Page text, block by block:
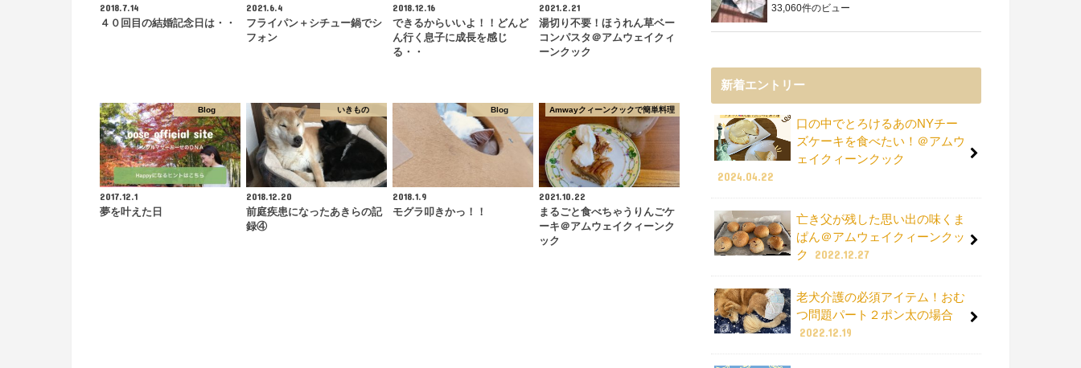
2018.7.14
４０回目の結婚記念日は・・
2021.6.4
フライパン＋シチュー鍋でシ
フォン
2018.12.16
できるからいいよ！！どんど
ん行く息子に成長を感じ
る・・
2021.2.21
湯切り不要！ほうれん草ベー
コンパスタ＠アムウェイクィ
ーンクック
Blog
2017.12.1
夢を叶えた日
いきもの
2018.12.20
前庭疾患になったあきらの記
録④
Blog
2018.1.9
モグラ叩きかっ！！
Amwayクィーンクックで簡単料理
2021.10.22
まるごと食べちゃうりんごケ
ーキ＠アムウェイクィーンク
ック
33,060件のビュー
新着エントリー
口の中でとろけるあのNYチー
ズケーキを食べたい！＠アムウ
ェイクィーンクック
2024.04.22
亡き父が残した思い出の味くま
ぱん＠アムウェイクィーンクッ
ク
2022.12.27
老犬介護の必須アイテム！おむ
つ問題パート２ポン太の場合
2022.12.19